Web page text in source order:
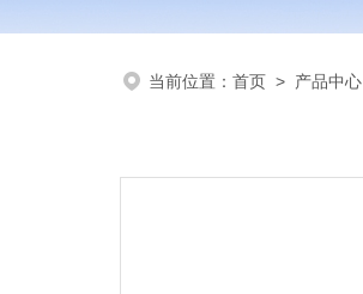
当前位置： 首页 > 产品中心